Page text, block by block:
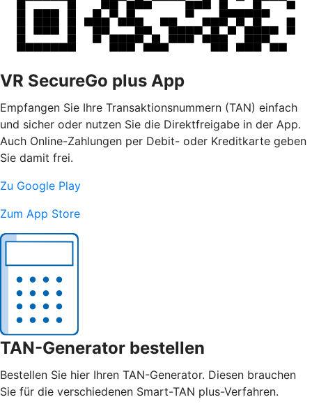
VR SecureGo plus App
Empfangen Sie Ihre Transaktionsnummern (TAN) einfach
und sicher oder nutzen Sie die Direktfreigabe in der App.
Auch Online-Zahlungen per Debit- oder Kreditkarte geben
Sie damit frei.
Zu Google Play
Zum App Store
TAN-Generator bestellen
Bestellen Sie hier Ihren TAN-Generator. Diesen brauchen
Sie für die verschiedenen Smart-TAN plus-Verfahren.